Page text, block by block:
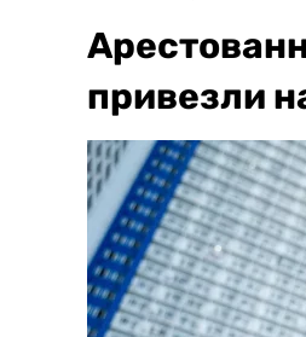
привезли